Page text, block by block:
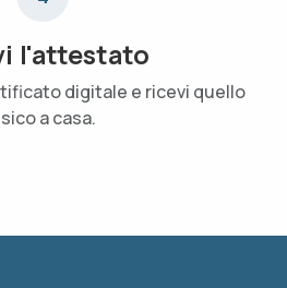
l'attestato
digitale e ricevi quello
a casa.